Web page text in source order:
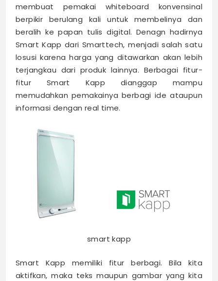
membuat pemakai whiteboard konvensinal
berpikir berulang kali untuk membelinya dan
beralih ke papan tulis digital. Denagn hadirnya
Smart Kapp dari Smarttech, menjadi salah satu
losusi karena harga yang ditawarkan akan lebih
terjangkau dari produk lainnya. Berbagai fitur-
fitur Smart Kapp dianggap mampu
memudahkan pemakainya berbagi ide ataupun
informasi dengan real time.
smart kapp
Smart Kapp memiliki fitur berbagi. Bila kita
aktifkan, maka teks maupun gambar yang kita